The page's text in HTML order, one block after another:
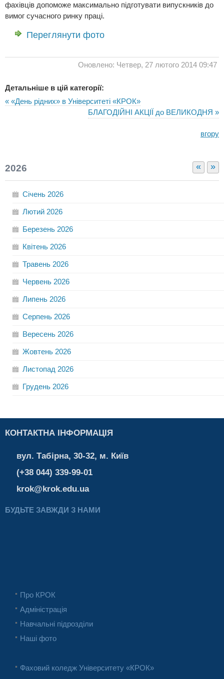
фахівців допоможе максимально підготувати випускників до
вимог сучасного ринку праці.
Переглянути фото
Оновлено: Четвер, 27 лютого 2014 09:47
Детальніше в цій категорії:
« «День рідних» в Університеті «КРОК»
БЛАГОДІЙНІ АКЦІЇ до ВЕЛИКОДНЯ »
вгору
« »
2026
Січень 2026
Лютий 2026
Березень 2026
Квітень 2026
Травень 2026
Червень 2026
Липень 2026
Серпень 2026
Вересень 2026
Жовтень 2026
Листопад 2026
Грудень 2026
КОНТАКТНА ІНФОРМАЦІЯ
вул. Табірна, 30-32, м. Київ
(+38 044) 339-99-01
krok@krok.edu.ua
БУДЬТЕ ЗАВЖДИ З НАМИ
Про КРОК
Адміністрація
Навчальні підрозділи
Наші фото
Фаховий коледж Університету «КРОК»